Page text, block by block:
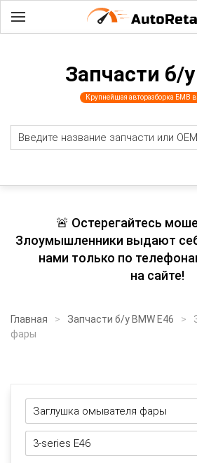
Запчасти б/
Крупнейшая авторазборка БМВ в
🚨 Остерегайтесь
Злоумышленники выдают
нами только по
на сайте!
Главная Запчасти б/у BMW E46
фары